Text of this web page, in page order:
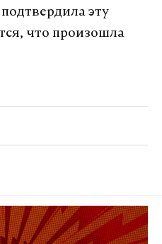
VKэту
что произошла